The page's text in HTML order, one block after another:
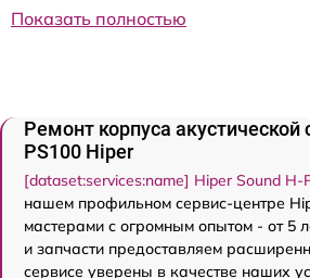
Показать полностью
Ремонт корпуса
PS100 Hiper
[dataset:services:name] Hiper Sound H-
нашем профильном сервис-центре
мастерами с огромным опытом - от 5
и запчасти предоставляем
сервисе уверены в качестве наших